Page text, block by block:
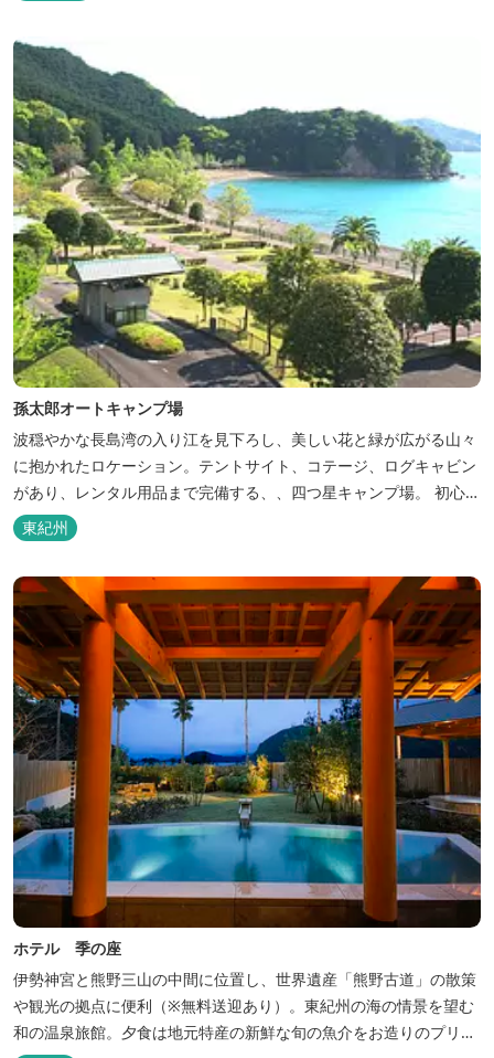
ィビティーが人気！365日開催のアメリカンカルチャーを取り入れ
イクルなど豊富なアクティビ...
孫太郎オートキャンプ場
波穏やかな長島湾の入り江を見下ろし、美しい花と緑が広がる山々
に抱かれたロケーション。テントサイト、コテージ、ログキャビン
があり、レンタル用品まで完備する、、四つ星キャンプ場。 初心者
の方にも安心の施設と管理体制を整えています。目の前に広がる海
で、釣り、磯遊び、シーカヤックなど、様々な遊びが楽しめます。
東紀州
ホテル 季の座
伊勢神宮と熊野三山の中間に位置し、世界遺産「熊野古道」の散策
や観光の拠点に便利（※無料送迎あり）。東紀州の海の情景を望む
和の温泉旅館。夕食は地元特産の新鮮な旬の魚介をお造りのプリフ